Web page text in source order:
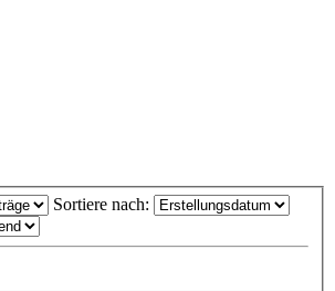
Sortiere nach: